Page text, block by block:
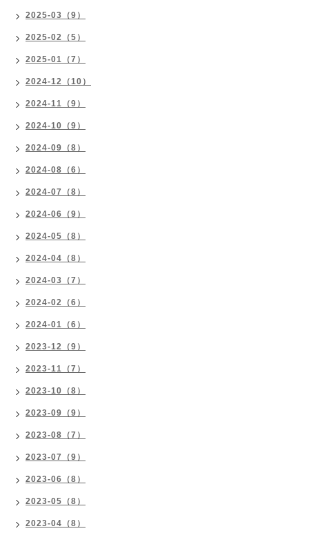
2025-03（9）
2025-02（5）
2025-01（7）
2024-12（10）
2024-11（9）
2024-10（9）
2024-09（8）
2024-08（6）
2024-07（8）
2024-06（9）
2024-05（8）
2024-04（8）
2024-03（7）
2024-02（6）
2024-01（6）
2023-12（9）
2023-11（7）
2023-10（8）
2023-09（9）
2023-08（7）
2023-07（9）
2023-06（8）
2023-05（8）
2023-04（8）